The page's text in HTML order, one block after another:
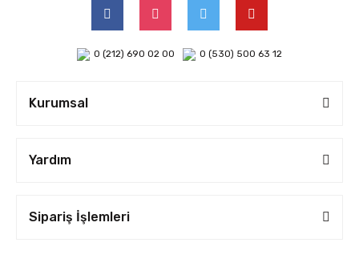
0 (212) 690 02 00 0 (530) 500 63 12
Kurumsal
Yardım
Sipariş İşlemleri